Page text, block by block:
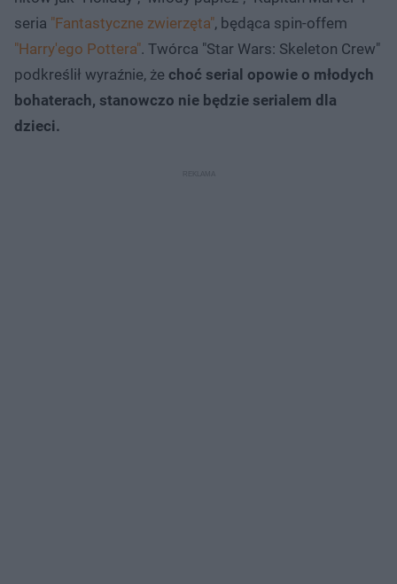
seria "Fantastyczne zwierzęta", będąca spin-offem
"Harry'ego Pottera". Twórca "Star Wars: Skeleton Crew"
podkreślił wyraźnie, że choć serial opowie o młodych
bohaterach, stanowczo nie będzie serialem dla
dzieci.